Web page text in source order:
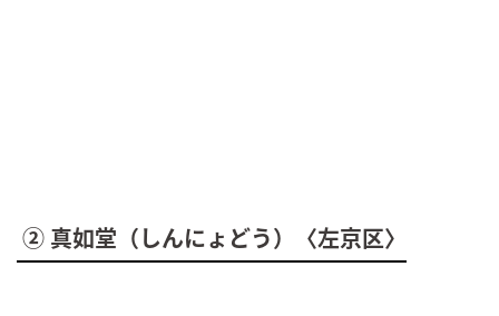
② 真如堂（しんにょどう）〈左京区〉